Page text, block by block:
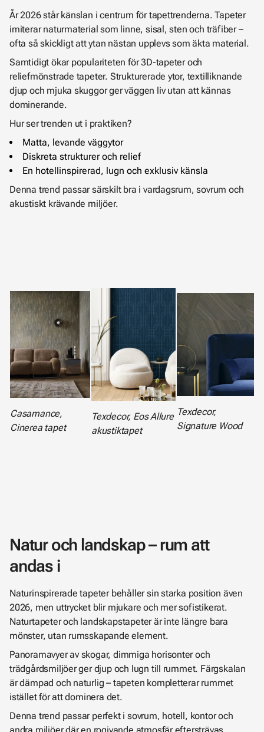
År 2026 står känslan i centrum för tapettrenderna. Tapeter
imiterar naturmaterial som linne, sisal, sten och träfiber –
ofta så skickligt att ytan nästan upplevs som äkta material.
Samtidigt ökar populariteten för 3D-tapeter och
reliefmönstrade tapeter. Strukturerade ytor, textilliknande
djup och mjuka skuggor ger väggen liv utan att kännas
dominerande.
Hur ser trenden ut i praktiken?
Matta, levande väggytor
Diskreta strukturer och relief
En hotellinspirerad, lugn och exklusiv känsla
Denna trend passar särskilt bra i vardagsrum, sovrum och
akustiskt krävande miljöer.
Casamance,
Cinerea tapet
Texdecor, Eos Allure
akustiktapet
Texdecor,
Signature Wood
Natur och landskap – rum att
andas i
Naturinspirerade tapeter behåller sin starka position även
2026, men uttrycket blir mjukare och mer sofistikerat.
Naturtapeter och landskapstapeter är inte längre bara
mönster, utan rumsskapande element.
Panoramavyer av skogar, dimmiga horisonter och
trädgårdsmiljöer ger djup och lugn till rummet. Färgskalan
är dämpad och naturlig – tapeten kompletterar rummet
istället för att dominera det.
Denna trend passar perfekt i sovrum, hotell, kontor och